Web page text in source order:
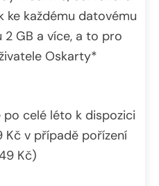
ke každému datovému
GB a více, a to pro
Oskarty*
po celé léto k dispozici
Kč v případě pořízení
Kč)